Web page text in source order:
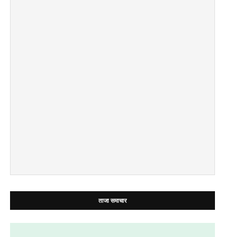
ताजा समाचार